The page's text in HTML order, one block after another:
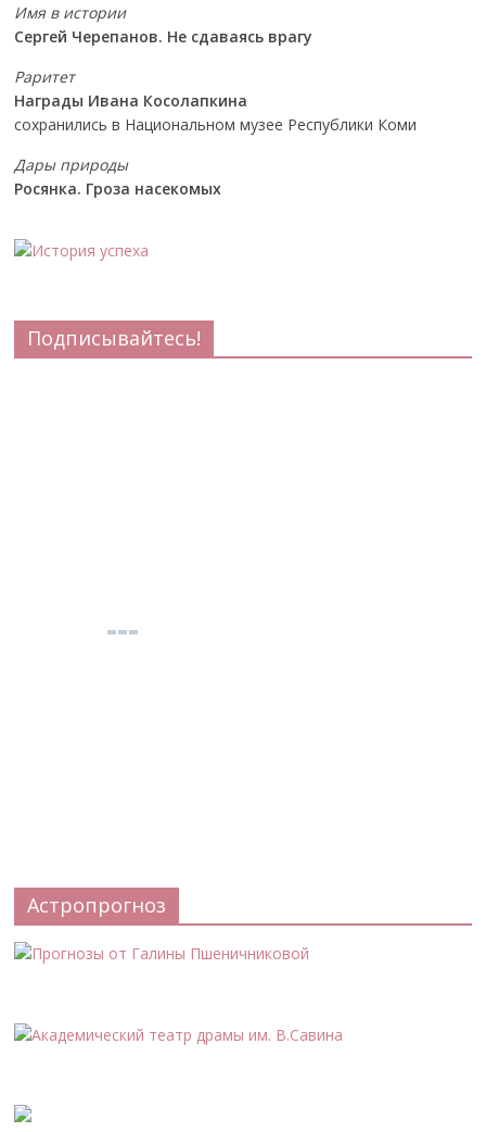
Имя в истории
Сергей Черепанов. Не сдаваясь врагу
Раритет
Награды Ивана Косолапкина
сохранились в Национальном музее Республики Коми
Дары природы
Росянка. Гроза насекомых
Подписывайтесь!
Астропрогноз